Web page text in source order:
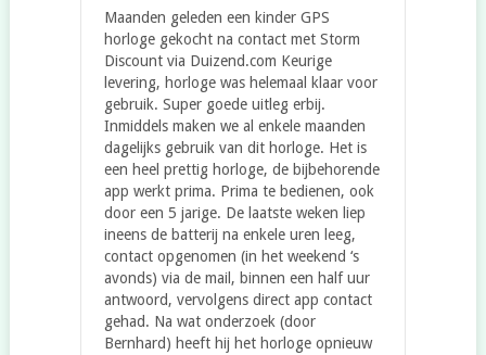
Maanden geleden een kinder GPS
horloge gekocht na contact met Storm
Discount via Duizend.com Keurige
levering, horloge was helemaal klaar voor
gebruik. Super goede uitleg erbij.
Inmiddels maken we al enkele maanden
dagelijks gebruik van dit horloge. Het is
een heel prettig horloge, de bijbehorende
app werkt prima. Prima te bedienen, ook
door een 5 jarige. De laatste weken liep
ineens de batterij na enkele uren leeg,
contact opgenomen (in het weekend ‘s
avonds) via de mail, binnen een half uur
antwoord, vervolgens direct app contact
gehad. Na wat onderzoek (door
Bernhard) heeft hij het horloge opnieuw